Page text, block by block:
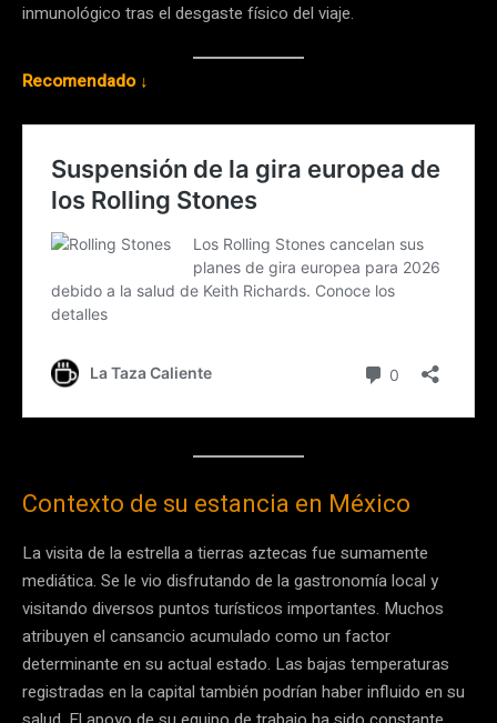
inmunológico tras el desgaste físico del viaje.
Recomendado ↓
Contexto de su estancia en México
La visita de la estrella a tierras aztecas fue sumamente
mediática. Se le vio disfrutando de la gastronomía local y
visitando diversos puntos turísticos importantes. Muchos
atribuyen el cansancio acumulado como un factor
determinante en su actual estado. Las bajas temperaturas
registradas en la capital también podrían haber influido en su